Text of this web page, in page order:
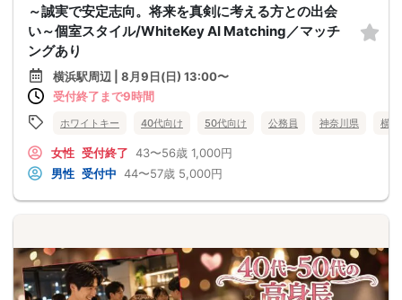
～誠実で安定志向。将来を真剣に考える方との出会
い～個室スタイル/WhiteKey AI Matching／マッチ
ングあり
横浜駅周辺 | 8月9日(日) 13:00〜
受付終了まで9時間
ホワイトキー 40代向け 50代向け 公務員 神奈川県 横
女性 受付終了 43〜56歳 1,000円
男性 受付中 44〜57歳 5,000円